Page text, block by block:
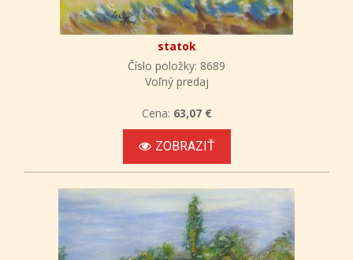
statok
Číslo položky: 8689
Voľný predaj
Cena: 63,07 €
ZOBRAZIŤ